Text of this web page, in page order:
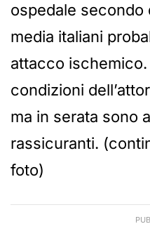
ospedale secondo
media italiani
attacco
condizioni
ma in serata sono
rassicuranti.
foto)